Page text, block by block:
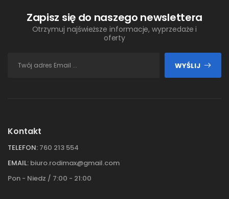
Zapisz się do naszego newslettera
Otrzymuj najświeższe informacje, wyprzedaże i
oferty
WYŚLIJ
Kontakt
TELEFON: 760 213 554
EMAIL: biuro.rodimax@gmail.com
Pon - Niedz / 7:00 - 21:00